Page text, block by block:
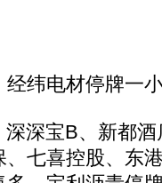
纬电材停牌一
深宝B、新都酒
七喜控股、东